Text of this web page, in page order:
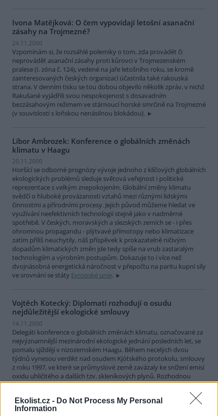
Ekolist.cz - Do Not Process My Personal
Information
Ivona Matějková: O čem vypovídají letošní asanační
zásahy na Trojmezné?
24.11.2000
Vzpomínám si, že rozsáhlé polemiky o tom, zda provádět či
neprovádět asanační zásahy proti kůrovci v Trojmezenském
pralese (I. zóna č. 124), vedené na jaře letošního roku, se kromě
zainteresovaných českých organizací účastnila také rakouská
strana. V denním tisku se tou dobou objevilo několik zpráv, v nichž
Rakušané vyjádřili svou nespokojenost s dosavadním
bezzásahovým režimem ve stárnoucí horské smrčině na Trojmezné
(v souvislosti s loňskou nenásilnou blokádou).
Libor Ambrozek: Konference o globálních změnách
klimatu v Haagu
20.11.2000
Horšící se odborné prognózy vývoje jednoho z klíčových globálních
ekologických problémů sleduje světová veřejnost i politické
reprezentace s velkým znepokojením. Globální změny klimatu
svědčí o hluboké provázanosti vztahů mezi různými lidskými
činnostmi a přírodními procesy. Jejich původ můžeme hledat ve
využívání neefektivních technologií stejně jako v nadměrné
spotřebě. V českých, moravských a slezských zemích se - i přes
ohromnou propagandu - plýtvavé přímotopy nebo klimatizace
zatím příliš neuchytily, náš příspěvek k prokazatelně ničivým
dopadům klimatických změn jde tedy spíše na vrub zastaralým
technologiím a výrobním postupům. Dokazuje to i více než
dvojnásobná energetická náročnost v přepočtu na paritu kupní síly
ve srovnání se státy Evropské unie.
Vojtěch Kotecký: Diplomati rozhodují o osudu
nejdůležitější ekologické smlouvy
14.11.2000
Delegáti konference o globálních změnách klimatu, označované za
nejvýznamnější mezinárodní ekologické jednání posledních let, se
pomalu sjíždějí v nizozemském Haagu. Během necelých dvou
týdnů vynesou verdikt nad osudem Kjótského protokolu, smlouvy
z roku 1997, ve které se průmyslové země zavázaly ke snížení emisí
oxidu uhličitého a dalších tzv. skleníkových plynů. Rozhodnou
totiž, zda dohoda skutečně omezí znečištění, nebo zda se promění
v pouhý cár papíru. Hlavním tématem haagské konference budou
konkrétní mechanismy, kterými signatářské státy kjótské závazky
splní.